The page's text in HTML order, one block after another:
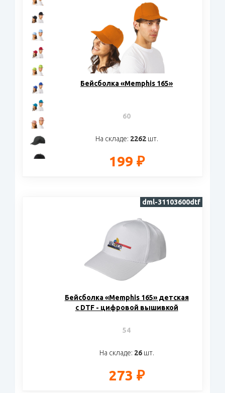
Бейсболка «Memphis 165»
60
На складе: 2262шт.
199 ₽
Бейсболка «Memphis 165» детская
с DTF - цифровой вышивкой
54
На складе: 26шт.
273 ₽
dml-31103600dtf